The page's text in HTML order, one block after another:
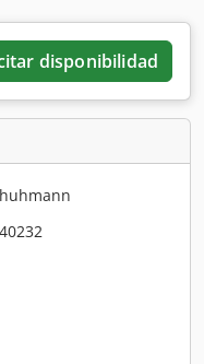
disponibilidad